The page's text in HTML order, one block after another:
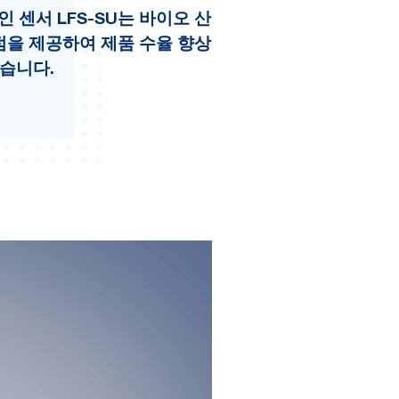
센서 LFS-SU는 바이오 산
을 제공하여 제품 수율 향상
니다.